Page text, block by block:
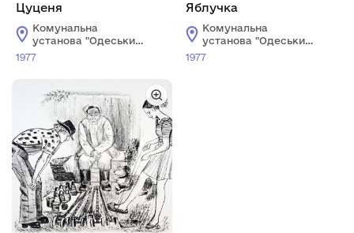
Цуценя
Комунальна
установа "Одеський
національний
1977
Яблучка
Комунальна
установа "Одеський
національний
1977